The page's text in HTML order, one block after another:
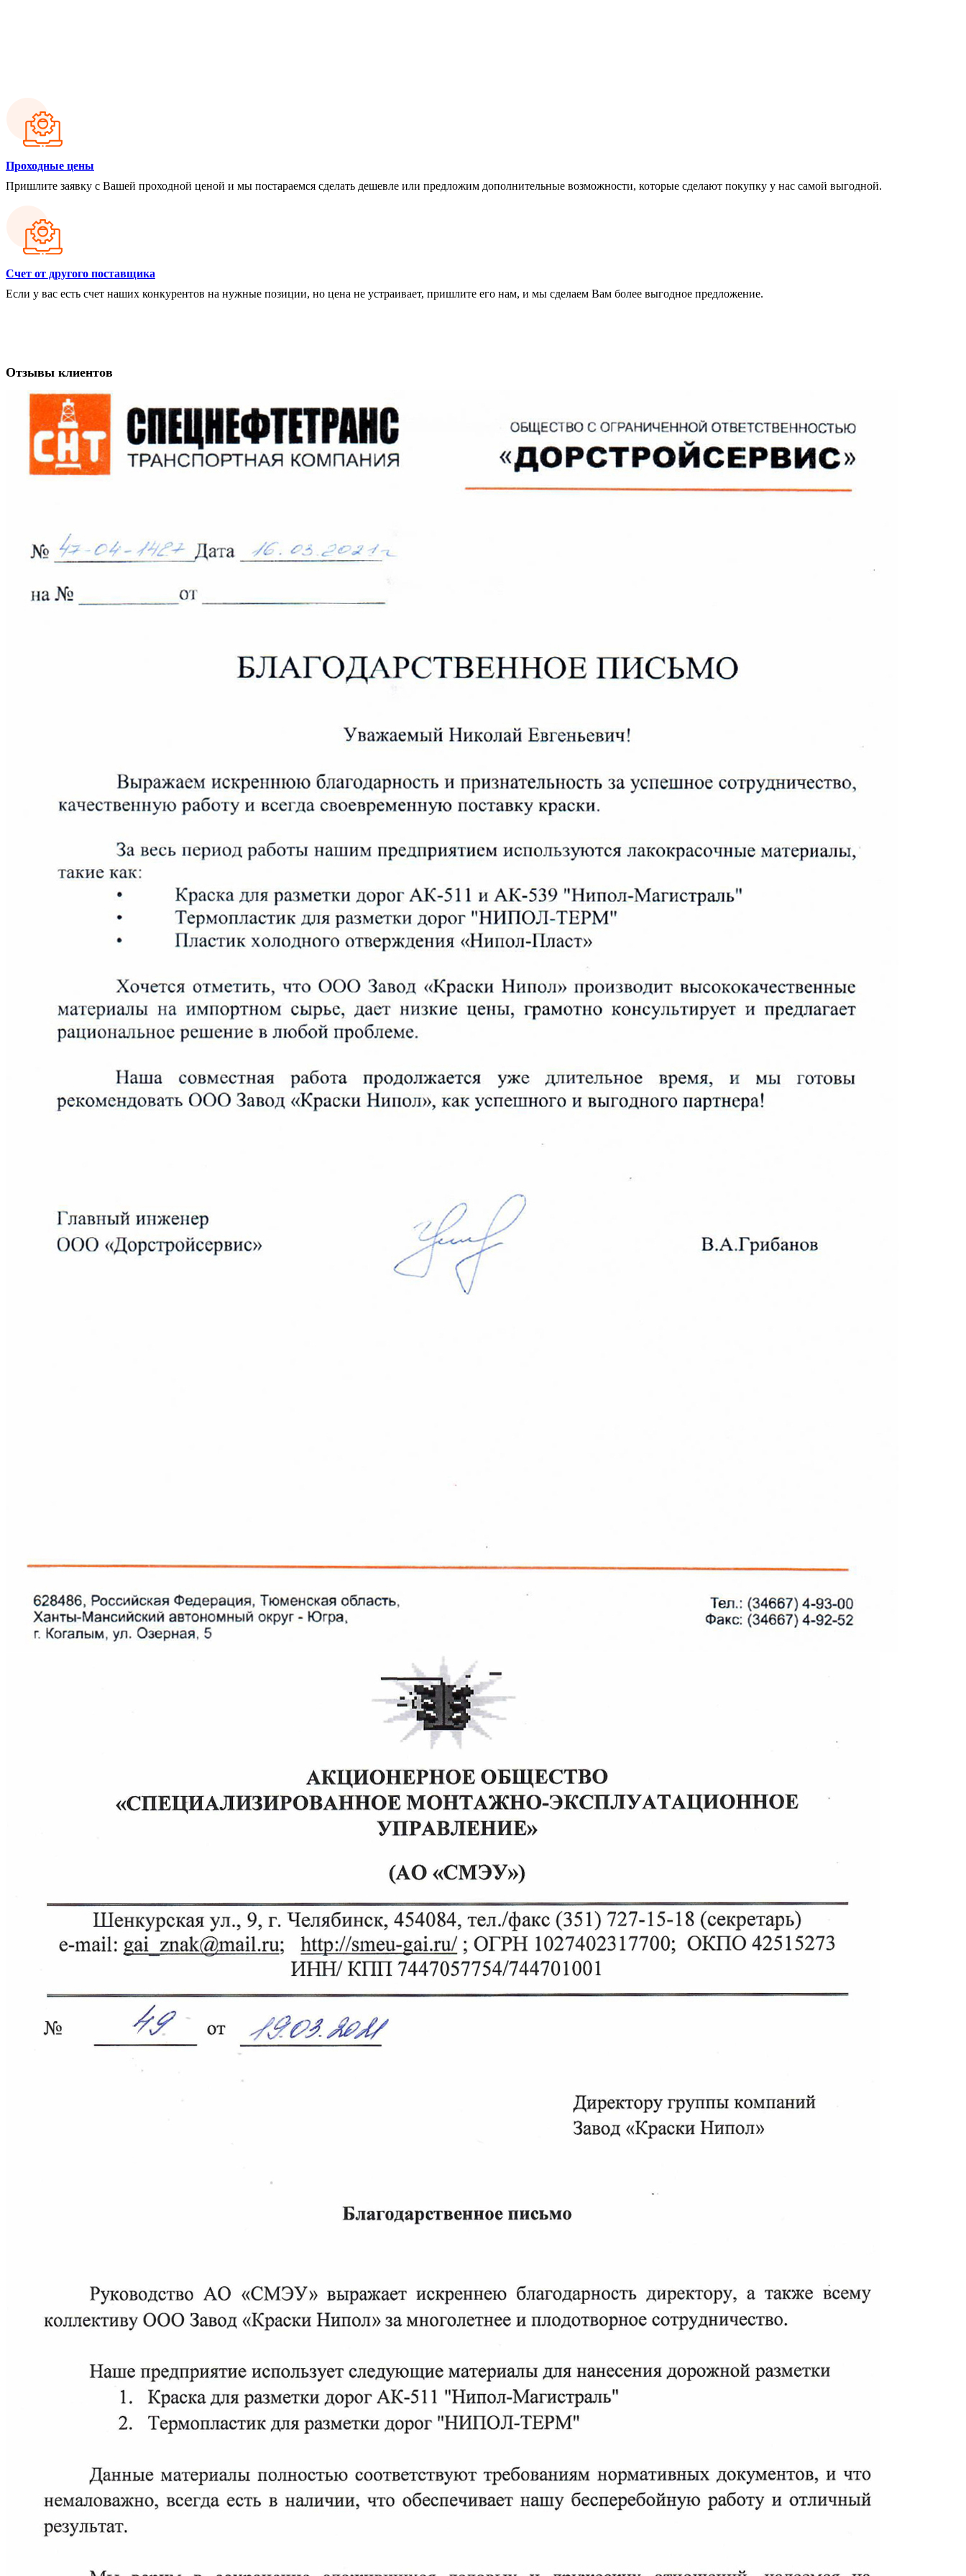
Проходные цены
Пришлите заявку с Вашей проходной ценой и мы постараемся сделать дешевле или предложим дополнительные возможности, которые сделают покупку у нас самой выгодной.
Cчет от другого поставщика
Если у вас есть счет наших конкурентов на нужные позиции, но цена не устраивает, пришлите его нам, и мы сделаем Вам более выгодное предложение.
Отзывы клиентов